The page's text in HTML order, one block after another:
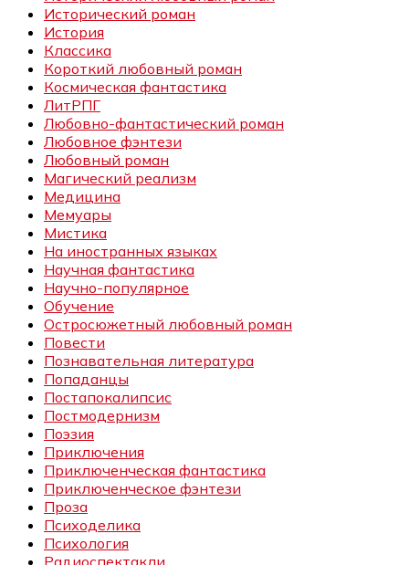
Исторический роман
История
Классика
Короткий любовный роман
Космическая фантастика
ЛитРПГ
Любовно-фантастический роман
Любовное фэнтези
Любовный роман
Магический реализм
Медицина
Мемуары
Мистика
На иностранных языках
Научная фантастика
Научно-популярное
Обучение
Остросюжетный любовный роман
Повести
Познавательная литература
Попаданцы
Постапокалипсис
Постмодернизм
Поэзия
Приключения
Приключенческая фантастика
Приключенческое фэнтези
Проза
Психоделика
Психология